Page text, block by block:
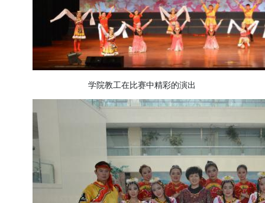
学院教工在比赛中精彩的演出